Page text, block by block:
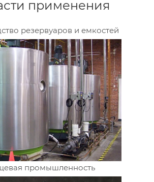
применения
резервуаров и емкостей
промышленность